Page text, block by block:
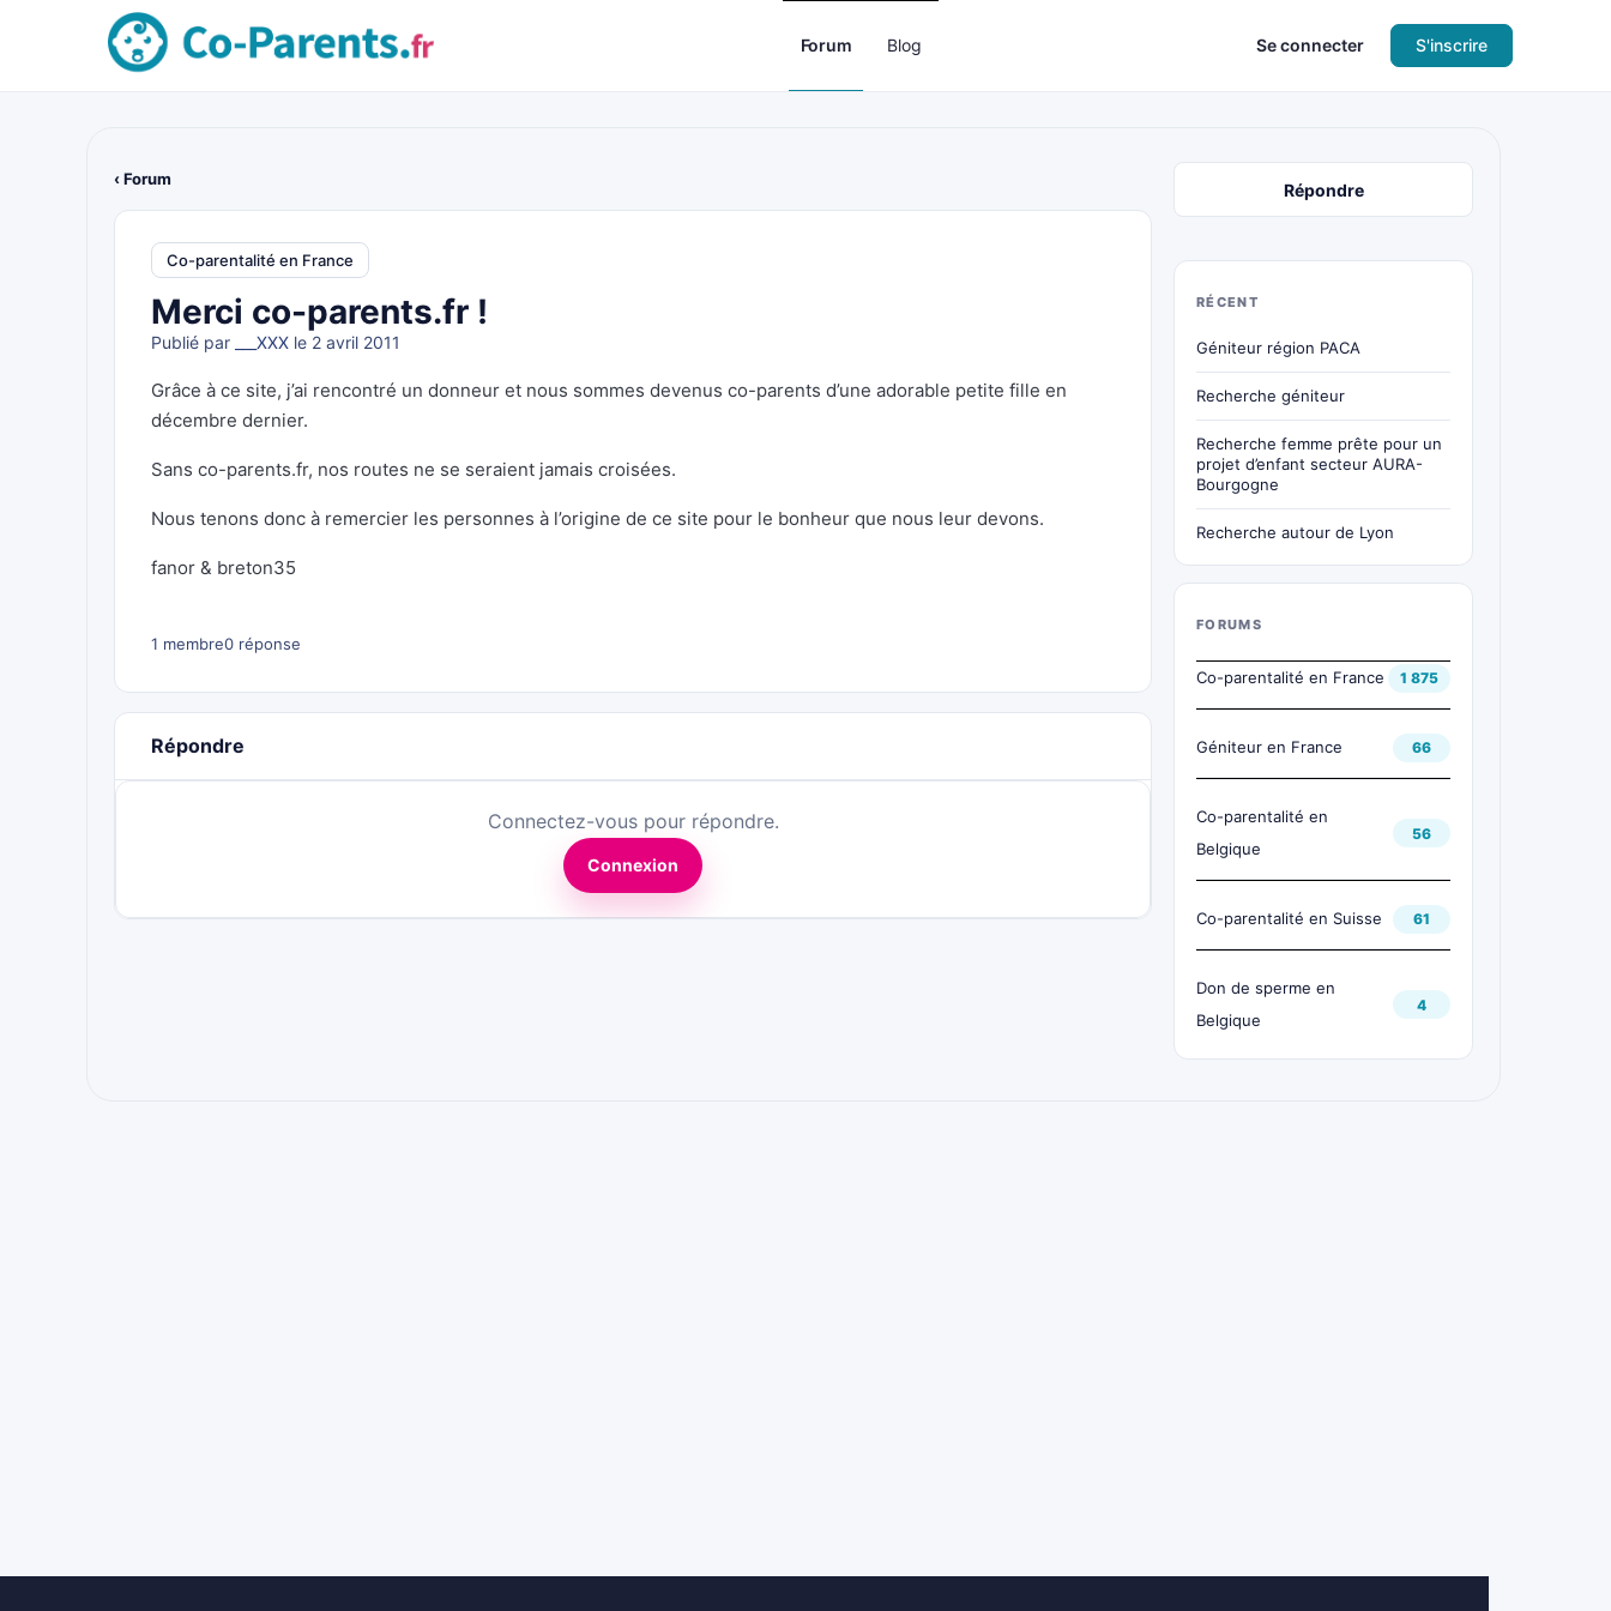
Forum Blog Se connecter S'inscrire
‹ Forum
Co-parentalité en France
Merci co-parents.fr !
Publié par ___XXX le 2 avril 2011
Grâce à ce site, j’ai rencontré un donneur et nous sommes devenus co-parents d’une adorable petite fille en
décembre dernier.
Sans co-parents.fr, nos routes ne se seraient jamais croisées.
Nous tenons donc à remercier les personnes à l’origine de ce site pour le bonheur que nous leur devons.
fanor & breton35
1 membre0 réponse
Répondre
Connectez-vous pour répondre.
Connexion
Répondre
RÉCENT
Géniteur région PACA
Recherche géniteur
Recherche femme prête pour un
projet d’enfant secteur AURA-
Bourgogne
Recherche autour de Lyon
FORUMS
Co-parentalité en France 1 875
Géniteur en France 66
Co-parentalité en
Belgique
56
Co-parentalité en Suisse 61
Don de sperme en
Belgique
4